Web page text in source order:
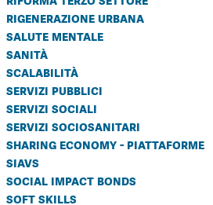
rigenerazione urbana
salute mentale
sanità
scalabilità
servizi pubblici
servizi sociali
servizi sociosanitari
sharing economy - piattaforme
siavs
social impact bonds
soft skills